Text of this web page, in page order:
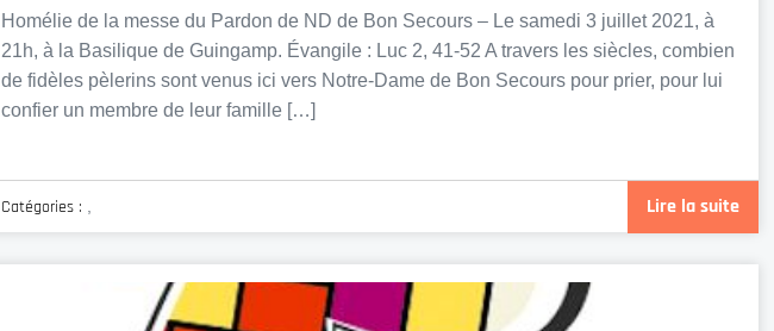
Homélie de la messe du Pardon de ND de Bon Secours – Le samedi 3 juillet 2021, à
21h, à la Basilique de Guingamp. Évangile : Luc 2, 41-52 A travers les siècles, combien
de fidèles pèlerins sont venus ici vers Notre-Dame de Bon Secours pour prier, pour lui
confier un membre de leur famille […]
Lire la suite
Catégories : ,